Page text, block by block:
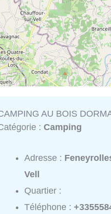
AU BOIS
:Camping
Adresse :
Vell
Quartier :
Téléphone :